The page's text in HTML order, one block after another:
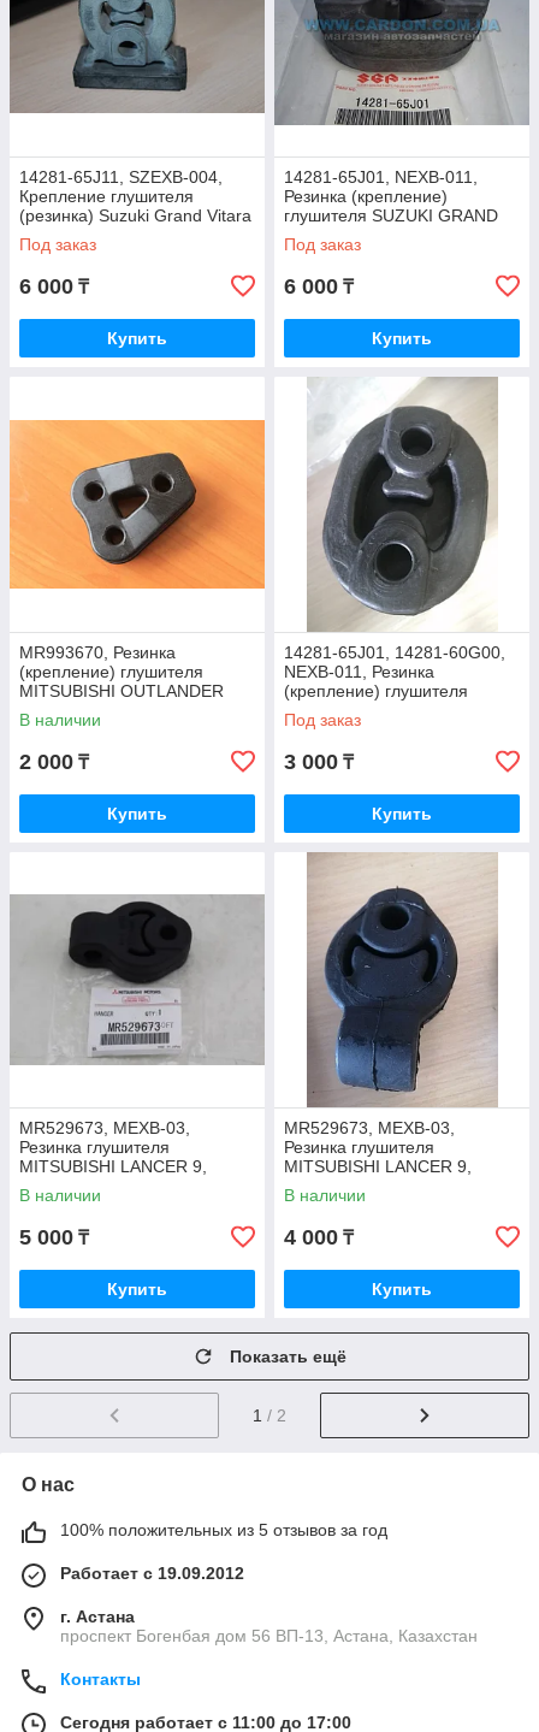
14281-65J11, SZEXB-004,
Крепление глушителя
(резинка) Suzuki Grand Vitara
2006-2015, JAPAN
Под заказ
6 000 ₸
Купить
14281-65J01, NEXB-011,
Резинка (крепление)
глушителя SUZUKI GRAND
VITARA 2005-2015, JAPAN
Под заказ
6 000 ₸
Купить
MR993670, Резинка
(крепление) глушителя
MITSUBISHI OUTLANDER
CU5W 2002-2006, RBI
В наличии
2 000 ₸
Купить
14281-65J01, 14281-60G00,
NEXB-011, Резинка
(крепление) глушителя
SUZUKI GRAND VITARA
2005-15, FISCHER
Под заказ
3 000 ₸
Купить
MR529673, MEXB-03,
Резинка глушителя
MITSUBISHI LANCER 9,
AIRTREK CU2W, CU4W,
OUTLANDER CW5W, JAPAN
В наличии
5 000 ₸
Купить
MR529673, MEXB-03,
Резинка глушителя
MITSUBISHI LANCER 9,
AIRTREK CU2W, CU4W,
OUTLANDER CW5W,
В наличии
4 000 ₸
Купить
Показать ещё
1 / 2
О нас
100% положительных из 5 отзывов за год
Работает с 19.09.2012
г. Астана
проспект Богенбая дом 56 ВП-13, Астана, Казахстан
Контакты
Сегодня работает с 11:00 до 17:00